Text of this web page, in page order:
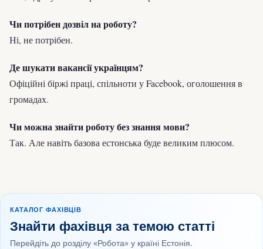
Чи потрібен дозвіл на роботу?
Ні, не потрібен.
Де шукати вакансії українцям?
Офіційні біржі праці, спільноти у Facebook, оголошення в
громадах.
Чи можна знайти роботу без знання мови?
Так. Але навіть базова естонська буде великим плюсом.
КАТАЛОГ ФАХІВЦІВ
Знайти фахівця за темою статті
Перейдіть до розділу «Робота» у країні Естонія.